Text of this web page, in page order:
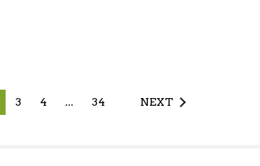
3 4 ... 34 NEXT